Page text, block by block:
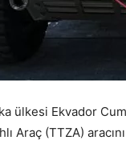
ülkesi Ekvador
Araç (TTZA)